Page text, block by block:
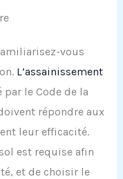
vous
L’assainissement
le Code de la
répondre aux
leur efficacité.
est requise afin
et de choisir le